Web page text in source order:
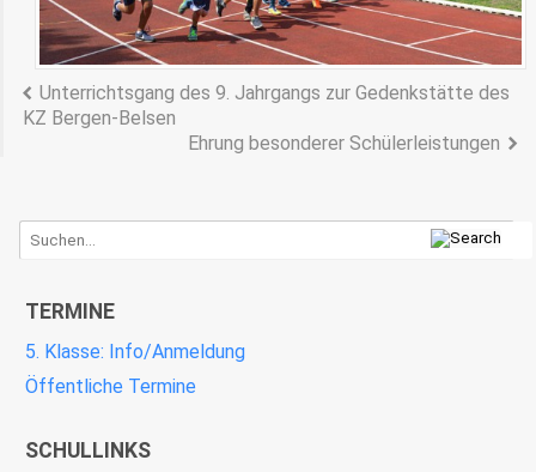
Unterrichtsgang des 9. Jahrgangs zur Gedenkstätte des
KZ Bergen-Belsen
Ehrung besonderer Schülerleistungen
TERMINE
5. Klasse: Info/Anmeldung
Öffentliche Termine
SCHULLINKS